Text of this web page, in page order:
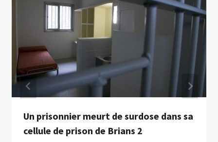
Un prisonnier meurt de surdose dans sa
cellule de prison de Brians 2